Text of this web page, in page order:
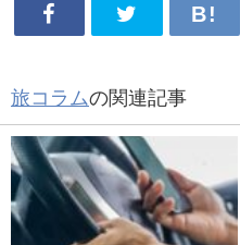
旅コラムの関連記事